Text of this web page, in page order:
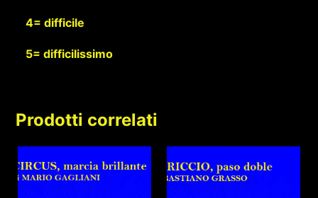
4= difficile
5= difficilissimo
Prodotti correlati